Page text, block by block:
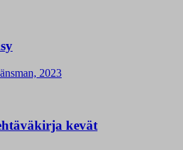
2023
kevät